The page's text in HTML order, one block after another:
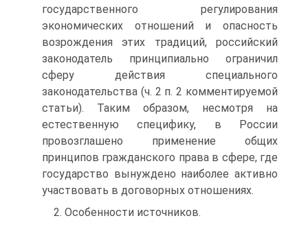
государственного регулирования
экономических отношений и опасность
возрождения этих традиций, российский
законодатель принципиально ограничил
сферу действия специального
законодательства (ч. 2 п. 2 комментируемой
статьи). Таким образом, несмотря на
естественную специфику, в России
провозглашено применение общих
принципов гражданского права в сфере, где
государство вынуждено наиболее активно
участвовать в договорных отношениях.
2. Особенности источников.